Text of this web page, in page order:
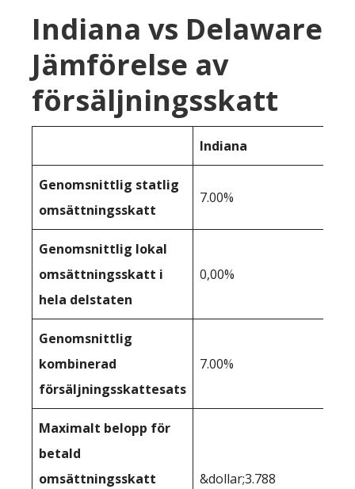
Indiana vs Delaware
Jämförelse av
försäljningsskatt
Indiana
Genomsnittlig statlig
omsättningsskatt
7.00%
Genomsnittlig lokal
omsättningsskatt i
hela delstaten
0,00%
Genomsnittlig
kombinerad
försäljningsskattesats
7.00%
Maximalt belopp för
betald
omsättningsskatt
&dollar;3.788